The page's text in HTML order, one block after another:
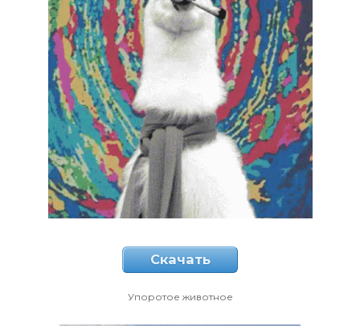
Скачать
Упоротое животное